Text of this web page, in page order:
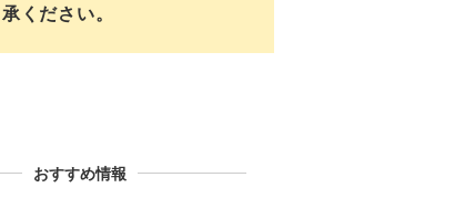
ください。
おすすめ情報